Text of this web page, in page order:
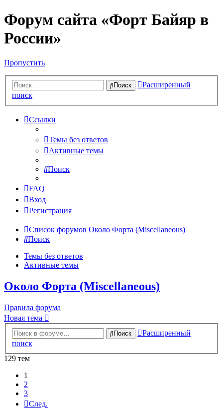
Форум сайта «Форт Байяр в
России»
Пропустить
Поиск
Расширенный
поиск
Ссылки
Темы без ответов
Активные темы
Поиск
FAQ
Вход
Регистрация
Список форумов Около Форта (Miscellaneous)
Поиск
Темы без ответов
Активные темы
Около Форта (Miscellaneous)
Правила форума
Новая тема
Поиск
Расширенный
поиск
129 тем
1
2
3
След.